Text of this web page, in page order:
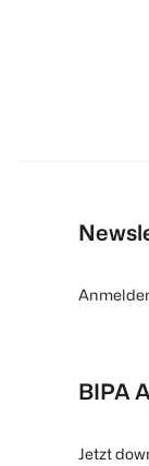
BIPA
Jetzt